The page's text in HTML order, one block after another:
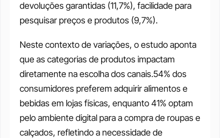
devoluções garantidas (11,7%), facilidade para
pesquisar preços e produtos (9,7%).
Neste contexto de variações, o estudo aponta
que as categorias de produtos impactam
diretamente na escolha dos canais.54% dos
consumidores preferem adquirir alimentos e
bebidas em lojas físicas, enquanto 41% optam
pelo ambiente digital para a compra de roupas e
calçados, refletindo a necessidade de